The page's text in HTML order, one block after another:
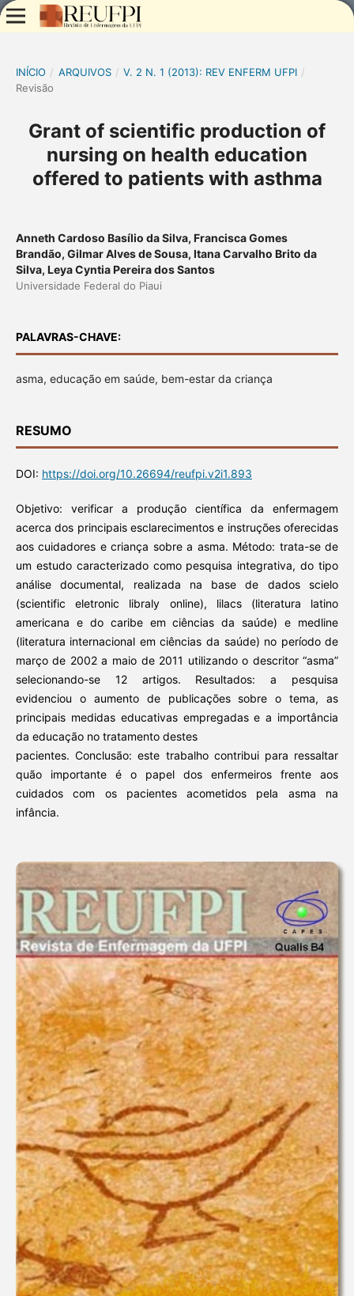
INÍCIO / ARQUIVOS / V. 2 N. 1 (2013): REV ENFERM UFPI /
Revisão
Grant of scientific production of
nursing on health education
offered to patients with asthma
Anneth Cardoso Basílio da Silva, Francisca Gomes
Brandão, Gilmar Alves de Sousa, Itana Carvalho Brito da
Silva, Leya Cyntia Pereira dos Santos
Universidade Federal do Piaui
PALAVRAS-CHAVE:
asma, educação em saúde, bem-estar da criança
RESUMO
DOI: https://doi.org/10.26694/reufpi.v2i1.893
Objetivo: verificar a produção científica da enfermagem
acerca dos principais esclarecimentos e instruções oferecidas
aos cuidadores e criança sobre a asma. Método: trata-se de
um estudo caracterizado como pesquisa integrativa, do tipo
análise documental, realizada na base de dados scielo
(scientific eletronic libraly online), lilacs (literatura latino
americana e do caribe em ciências da saúde) e medline
(literatura internacional em ciências da saúde) no período de
março de 2002 a maio de 2011 utilizando o descritor “asma”
selecionando-se 12 artigos. Resultados: a pesquisa
evidenciou o aumento de publicações sobre o tema, as
principais medidas educativas empregadas e a importância
da educação no tratamento destes
pacientes. Conclusão: este trabalho contribui para ressaltar
quão importante é o papel dos enfermeiros frente aos
cuidados com os pacientes acometidos pela asma na
infância.